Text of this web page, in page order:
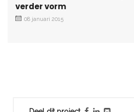
verder vorm
08 januari 2015